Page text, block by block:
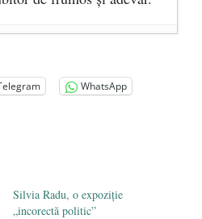
asocierea dintre Dan
- 8 februarie 2016
pentru imigranţi
WhatsApp
Silvia Radu, o expoziţie
„incorectă politic”